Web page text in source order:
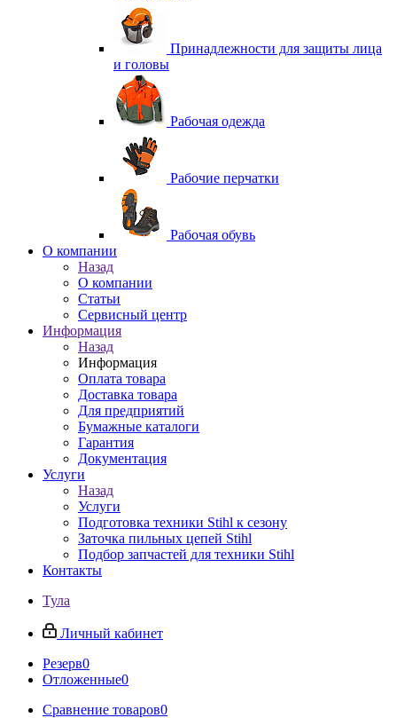
Принадлежности для защиты лица
и головы
Рабочая одежда
Рабочие перчатки
Рабочая обувь
O компании
Назад
O компании
Статьи
Сервисный центр
Информация
Назад
Информация
Оплата товара
Доставка товара
Для предприятий
Бумажные каталоги
Гарантия
Документация
Услуги
Назад
Услуги
Подготовка техники Stihl к сезону
Заточка пильных цепей Stihl
Подбор запчастей для техники Stihl
Контакты
Тула
Личный кабинет
Резерв0
Отложенные0
Сравнение товаров0